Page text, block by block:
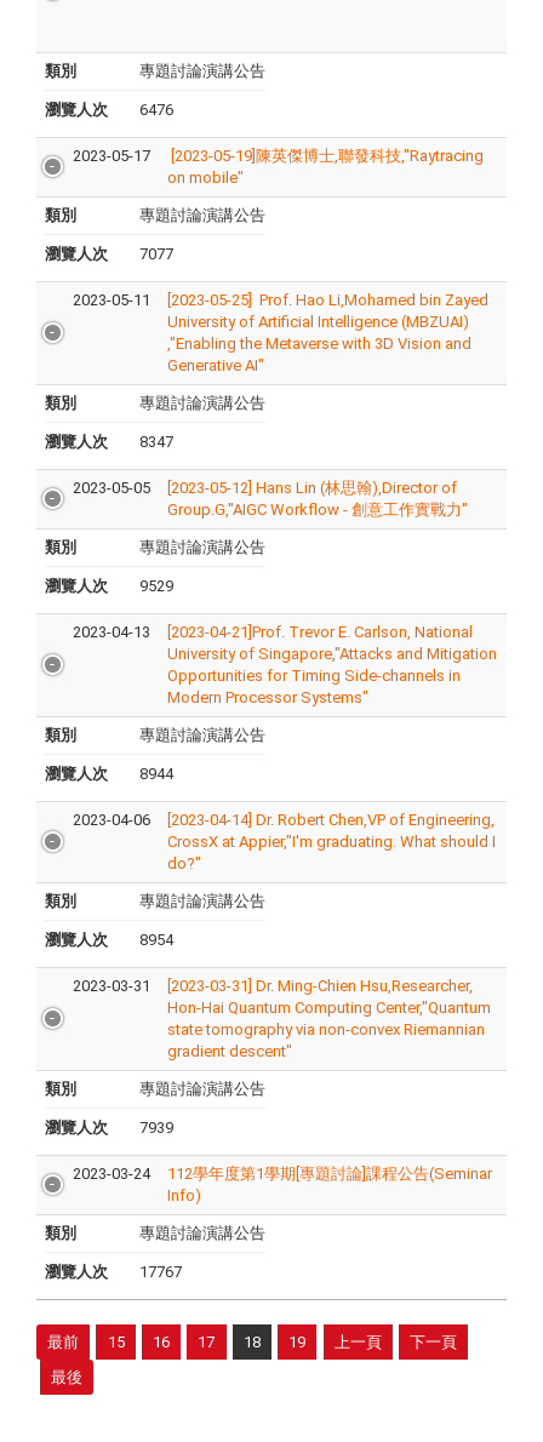
類別 專題討論演講公告
瀏覽人次 6476
2023-05-17
[2023-05-19]陳英傑博士,聯發科技,"Raytracing
on mobile"
類別 專題討論演講公告
瀏覽人次 7077
2023-05-11
[2023-05-25] Prof. Hao Li,Mohamed bin Zayed
University of Artificial Intelligence (MBZUAI)
,"Enabling the Metaverse with 3D Vision and
Generative AI"
類別 專題討論演講公告
瀏覽人次 8347
2023-05-05
[2023-05-12] Hans Lin (林思翰),Director of
Group.G,"AIGC Workflow - 創意工作實戰力"
類別 專題討論演講公告
瀏覽人次 9529
2023-04-13
[2023-04-21]Prof. Trevor E. Carlson, National
University of Singapore,"Attacks and Mitigation
Opportunities for Timing Side-channels in
Modern Processor Systems"
類別 專題討論演講公告
瀏覽人次 8944
2023-04-06
[2023-04-14] Dr. Robert Chen,VP of Engineering,
CrossX at Appier,"I'm graduating. What should I
do?"
類別 專題討論演講公告
瀏覽人次 8954
2023-03-31
[2023-03-31] Dr. Ming-Chien Hsu,Researcher,
Hon-Hai Quantum Computing Center,"Quantum
state tomography via non-convex Riemannian
gradient descent"
類別 專題討論演講公告
瀏覽人次 7939
2023-03-24
112學年度第1學期[專題討論]課程公告(Seminar
Info)
類別 專題討論演講公告
瀏覽人次 17767
最前 15 16 17 18 19 上一頁
下一頁
最後